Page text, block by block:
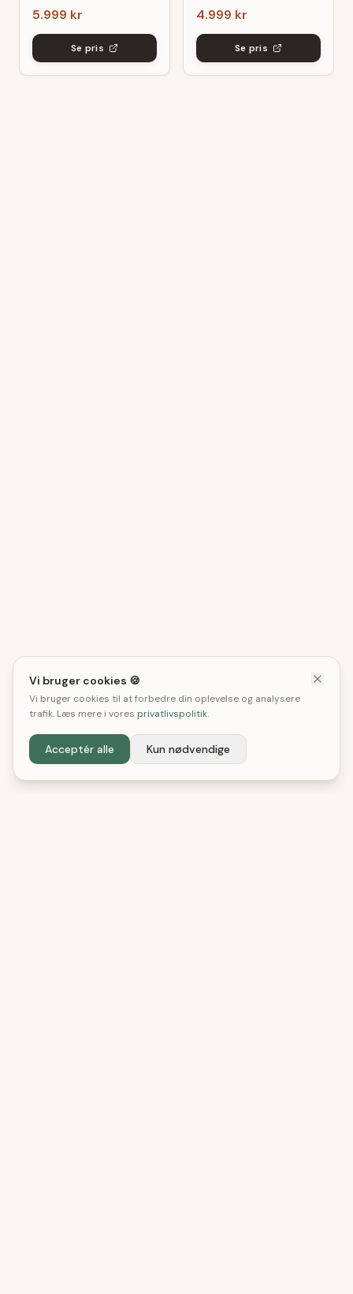
5.999 kr
Se pris
grø/Sort
4.999 kr
Se pris
Vi bruger cookies 🍪
Vi bruger cookies til at forbedre din oplevelse og analysere
trafik. Læs mere i vores privatlivspolitik.
Acceptér alle Kun nødvendige